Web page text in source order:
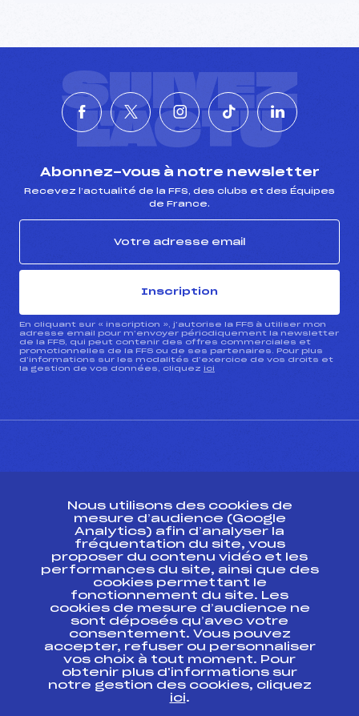
SUIVEZ
L'ACTU
Abonnez-vous à notre newsletter
Recevez l’actualité de la FFS, des clubs et des Équipes
de France.
Inscription
En cliquant sur « inscription », j’autorise la FFS à utiliser mon
adresse email pour m’envoyer périodiquement la newsletter
de la FFS, qui peut contenir des offres commerciales et
promotionnelles de la FFS ou de ses partenaires. Pour plus
d’informations sur les modalités d’exercice de vos droits et
la gestion de vos données, cliquez ici
Ressources
Pass’Neige
Projet sportif fédéral
Projet de performance fédéral
Antidopage
Pôle Développement, Formation, Suivi
Scientifique
Listes ministérielles
Pôle vie de l’athlète
Enseignement professionnel
Nous utilisons des cookies de
mesure d’audience (Google
Analytics) afin d’analyser la
fréquentation du site, vous
proposer du contenu vidéo et les
performances du site, ainsi que des
cookies permettant le
fonctionnement du site. Les
cookies de mesure d’audience ne
sont déposés qu’avec votre
consentement. Vous pouvez
accepter, refuser ou personnaliser
vos choix à tout moment. Pour
obtenir plus d'informations sur
notre gestion des cookies, cliquez
ici.